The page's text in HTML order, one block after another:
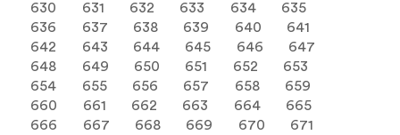
630
631 632 633 634
635
636
637 638 639 640
641
642
643 644 645 646
647
648
649 650 651 652
653
654
655 656 657 658
659
660
661 662 663 664
665
666
667 668 669 670
671